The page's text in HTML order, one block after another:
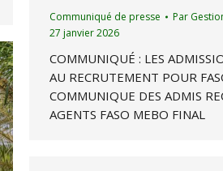
Communiqué de presse Par
27 janvier 2026
COMMUNIQUÉ : LES
AU RECRUTEMENT POUR
COMMUNIQUE DES ADMIS
AGENTS FASO MEBO FINAL